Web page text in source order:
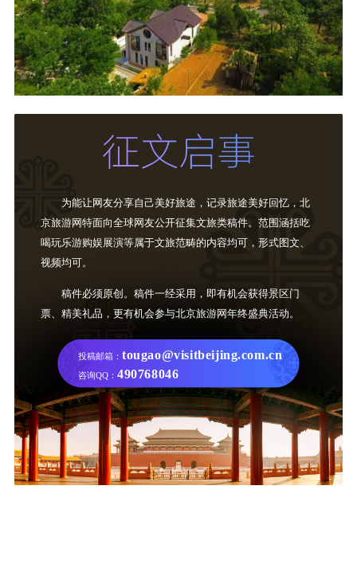
为能让网友分享自己美好旅途，记录旅途美好回忆，北
京旅游网特面向全球网友公开征集文旅类稿件。范围涵括吃
喝玩乐游购娱展演等属于文旅范畴的内容均可，形式图文、
视频均可。
稿件必须原创。稿件一经采用，即有机会获得景区门
票、精美礼品，更有机会参与北京旅游网年终盛典活动。
投稿邮箱： tougao@visitbeijing.com.cn
咨询QQ： 490768046